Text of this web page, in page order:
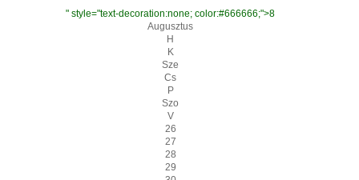
" style="text-decoration:none; color:#666666;">8
Augusztus
H
K
Sze
Cs
P
Szo
V
26
27
28
29